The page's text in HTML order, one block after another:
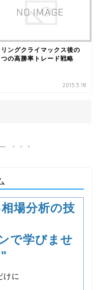
ングクライマックス後の
つの高勝率トレード戦略
2015.5.18
場分析の技
で学びませ
けに